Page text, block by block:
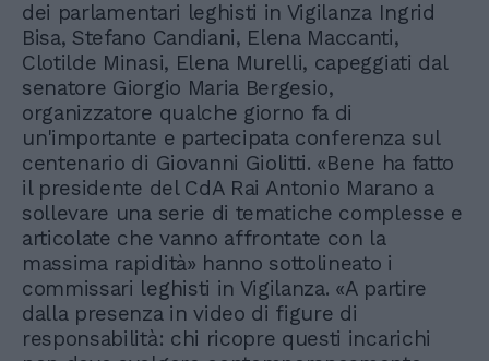
dei parlamentari leghisti in Vigilanza Ingrid
Bisa, Stefano Candiani, Elena Maccanti,
Clotilde Minasi, Elena Murelli, capeggiati dal
senatore Giorgio Maria Bergesio,
organizzatore qualche giorno fa di
un'importante e partecipata conferenza sul
centenario di Giovanni Giolitti. «Bene ha fatto
il presidente del CdA Rai Antonio Marano a
sollevare una serie di tematiche complesse e
articolate che vanno affrontate con la
massima rapidità» hanno sottolineato i
commissari leghisti in Vigilanza. «A partire
dalla presenza in video di figure di
responsabilità: chi ricopre questi incarichi